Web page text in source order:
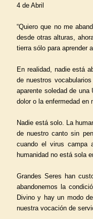
4 de Abril
“Quiero que no me
desde otras alturas,
tierra sólo para aprender
En realidad, nadie está
de nuestros
aparente soledad de
dolor o la enfermedad
Nadie está solo. La
de nuestro canto sin
cuando el virus campa
humanidad no está sola
Grandes Seres han
abandonemos la
Divino y hay un modo
nuestra vocación de